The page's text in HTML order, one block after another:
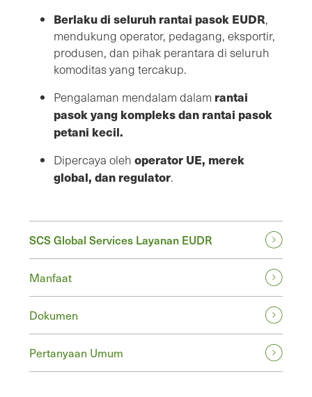
Berlaku di seluruh rantai pasok EUDR,
mendukung operator, pedagang, eksportir,
produsen, dan pihak perantara di seluruh
komoditas yang tercakup.
Pengalaman mendalam dalam rantai
pasok yang kompleks dan rantai pasok
petani kecil.
Dipercaya oleh operator UE, merek
global, dan regulator.
SCS Global Services Layanan EUDR
Manfaat
Dokumen
Pertanyaan Umum